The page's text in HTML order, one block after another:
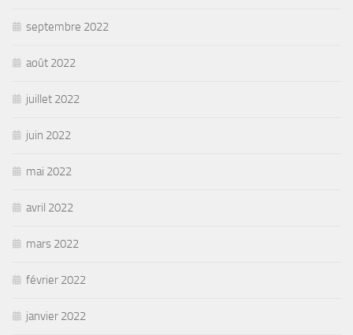
septembre 2022
août 2022
juillet 2022
juin 2022
mai 2022
avril 2022
mars 2022
février 2022
janvier 2022